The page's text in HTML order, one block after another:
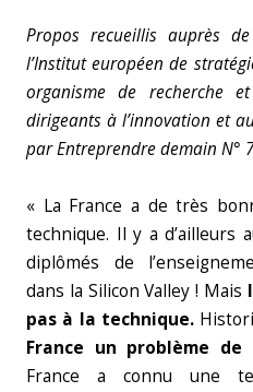
Propos recueillis auprès
l’Institut européen de
organisme de recherche
dirigeants à l’innovation et
par Entreprendre demain N°
« La France a de très
technique. Il y a d’ailleurs
diplômés de
dans la Silicon Valley ! Mais
pas à la technique.
France un problème
France a connu une